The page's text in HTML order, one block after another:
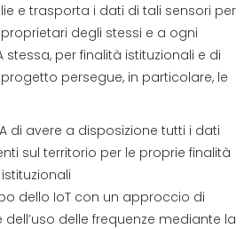
e trasporta i dati di tali sensori per
degli stessi e a ogni
stessa, per finalità istituzionali e di
persegue, in particolare, le
di avere a disposizione tutti i dati
sul territorio per le proprie finalità
dello IoT con un approccio di
dell’uso delle frequenze mediante la